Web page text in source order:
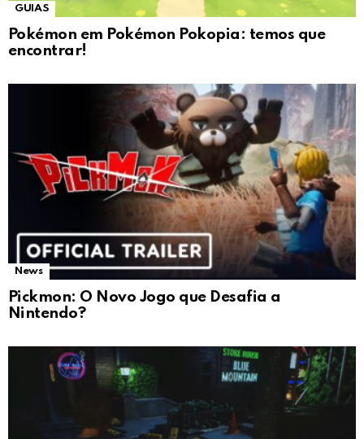
GUIAS
Pokémon em Pokémon Pokopia: temos que
encontrar!
News
Pickmon: O Novo Jogo que Desafia a
Nintendo?